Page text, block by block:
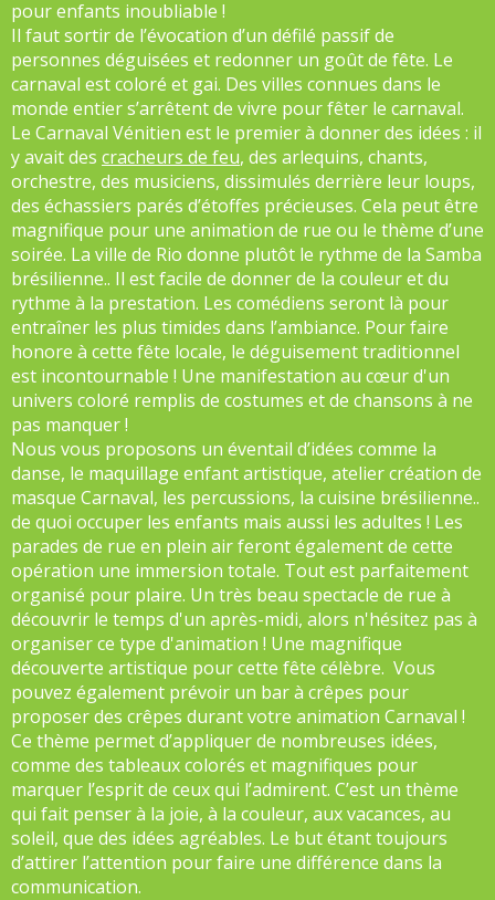
pour enfants inoubliable !
Il faut sortir de l’évocation d’un défilé passif de
personnes déguisées et redonner un goût de fête. Le
carnaval est coloré et gai. Des villes connues dans le
monde entier s’arrêtent de vivre pour fêter le carnaval.
Le Carnaval Vénitien est le premier à donner des idées : il
y avait des cracheurs de feu, des arlequins, chants,
orchestre, des musiciens, dissimulés derrière leur loups,
des échassiers parés d’étoffes précieuses. Cela peut être
magnifique pour une animation de rue ou le thème d’une
soirée. La ville de Rio donne plutôt le rythme de la Samba
brésilienne.. Il est facile de donner de la couleur et du
rythme à la prestation. Les comédiens seront là pour
entraîner les plus timides dans l’ambiance. Pour faire
honore à cette fête locale, le déguisement traditionnel
est incontournable ! Une manifestation au cœur d'un
univers coloré remplis de costumes et de chansons à ne
pas manquer !
Nous vous proposons un éventail d’idées comme la
danse, le maquillage enfant artistique, atelier création de
masque Carnaval, les percussions, la cuisine brésilienne..
de quoi occuper les enfants mais aussi les adultes ! Les
parades de rue en plein air feront également de cette
opération une immersion totale. Tout est parfaitement
organisé pour plaire. Un très beau spectacle de rue à
découvrir le temps d'un après-midi, alors n'hésitez pas à
organiser ce type d'animation ! Une magnifique
découverte artistique pour cette fête célèbre. Vous
pouvez également prévoir un bar à crêpes pour
proposer des crêpes durant votre animation Carnaval !
Ce thème permet d’appliquer de nombreuses idées,
comme des tableaux colorés et magnifiques pour
marquer l’esprit de ceux qui l’admirent. C’est un thème
qui fait penser à la joie, à la couleur, aux vacances, au
soleil, que des idées agréables. Le but étant toujours
d’attirer l’attention pour faire une différence dans la
communication.